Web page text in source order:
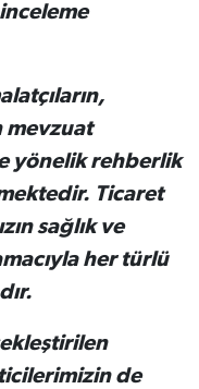
mevzuat
yönelik rehberlik
Ticaret
sağlık ve
her türlü
de